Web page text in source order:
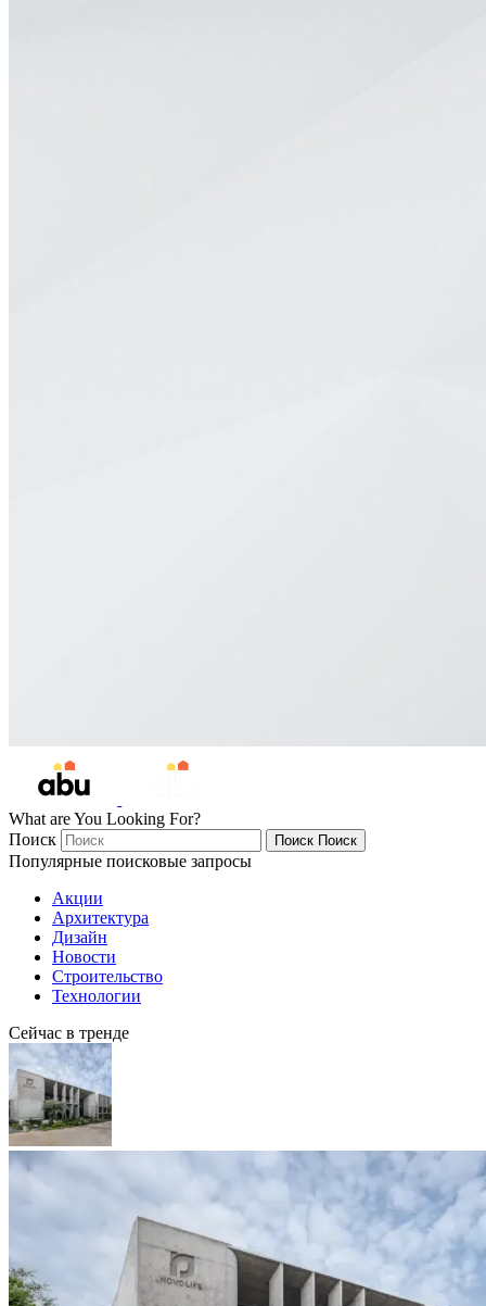
What are You Looking For?
Поиск
Поиск Поиск
Популярные поисковые запросы
Акции
Архитектура
Дизайн
Новости
Строительство
Технологии
Сейчас в тренде